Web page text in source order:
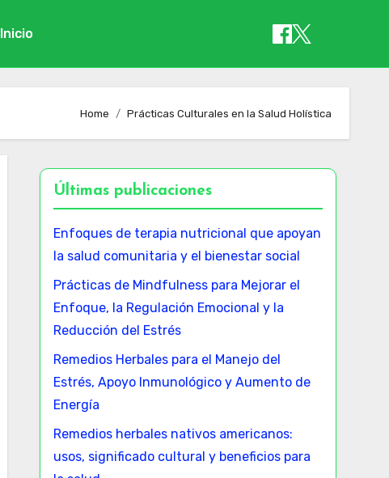
Inicio
Home Prácticas Culturales en la Salud Holística
Últimas publicaciones
Enfoques de terapia nutricional que apoyan
la salud comunitaria y el bienestar social
Prácticas de Mindfulness para Mejorar el
Enfoque, la Regulación Emocional y la
Reducción del Estrés
Remedios Herbales para el Manejo del
Estrés, Apoyo Inmunológico y Aumento de
Energía
Remedios herbales nativos americanos:
usos, significado cultural y beneficios para